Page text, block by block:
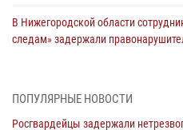
В Нижегородской области
следам» задержали
В Нижегородской области
ПОПУЛЯРНЫЕ НОВОСТИ
Росгвардейцы задержали